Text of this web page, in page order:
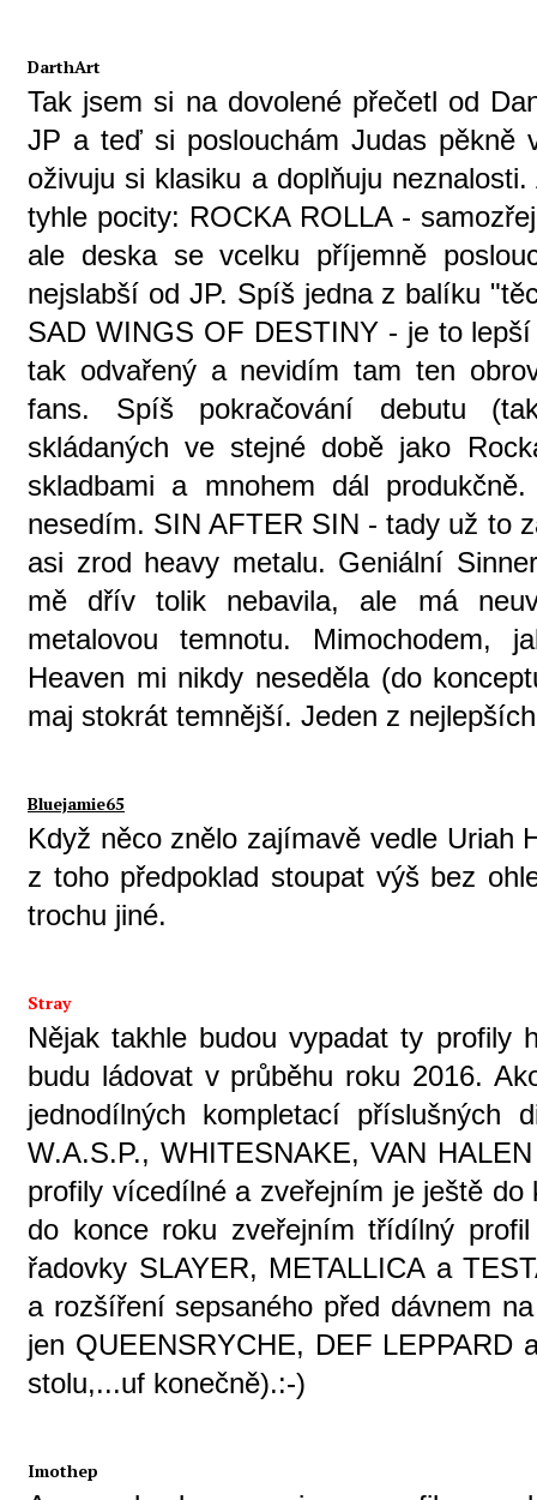
DarthArt
Tak jsem si na dovolené přečetl od
JP a teď si poslouchám Judas pěkně
oživuju si klasiku a doplňuju
tyhle pocity: ROCKA ROLLA -
ale deska se vcelku příjemně
nejslabší od JP. Spíš jedna z balíku
SAD WINGS OF DESTINY - je to
tak odvařený a nevidím tam ten
fans. Spíš pokračování debutu
skládaných ve stejné době jako
skladbami a mnohem dál
nesedím. SIN AFTER SIN - tady už to
asi zrod heavy metalu. Geniální
mě dřív tolik nebavila, ale má
metalovou temnotu. Mimochodem,
Heaven mi nikdy neseděla (do
maj stokrát temnější. Jeden z
Bluejamie65
Když něco znělo zajímavě vedle Uriah
z toho předpoklad stoupat výš bez
trochu jiné.
Stray
Nějak takhle budou vypadat ty profily
budu ládovat v průběhu roku 2016.
jednodílných kompletací příslušných
W.A.S.P., WHITESNAKE, VAN
profily vícedílné a zveřejním je ještě
do konce roku zveřejním třídílný
řadovky SLAYER, METALLICA a
a rozšíření sepsaného před dávnem
jen QUEENSRYCHE, DEF LEPPARD
stolu,...uf konečně).:-)
Imothep